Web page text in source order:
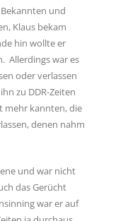
und
Klaus bekam
hin wollte er
Allerdings war es
oder verlassen
zu DDR-Zeiten
mehr kannten, die
denen nahm
und war nicht
das Gerücht
war er auf